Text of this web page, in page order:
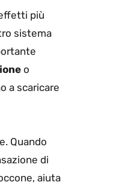
più
sistema
o
a scaricare
Quando
di
aiuta